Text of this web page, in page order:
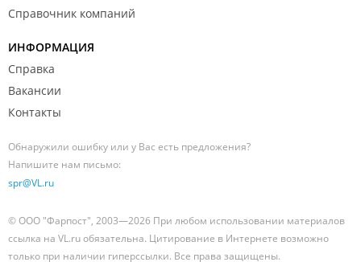
Справочник компаний
ИНФОРМАЦИЯ
Справка
Вакансии
Контакты
Обнаружили ошибку или у Вас есть предложения?
Напишите нам письмо:
spr@VL.ru
© ООО "Фарпост", 2003—2026 При любом использовании материалов
ссылка на VL.ru обязательна. Цитирование в Интернете возможно
только при наличии гиперссылки. Все права защищены.